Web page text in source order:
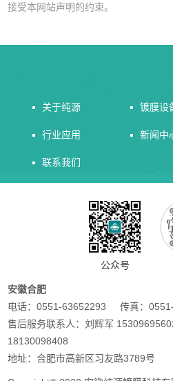
接受本网站声明的约束。
关于纯源 镀膜设
行业应用 新闻中
联系我们
公众号
安徽合肥
电话：0551-63652293 传真：
售后服务联系人：刘辉军
18130098408
地址：合肥市高新区习友路3789号